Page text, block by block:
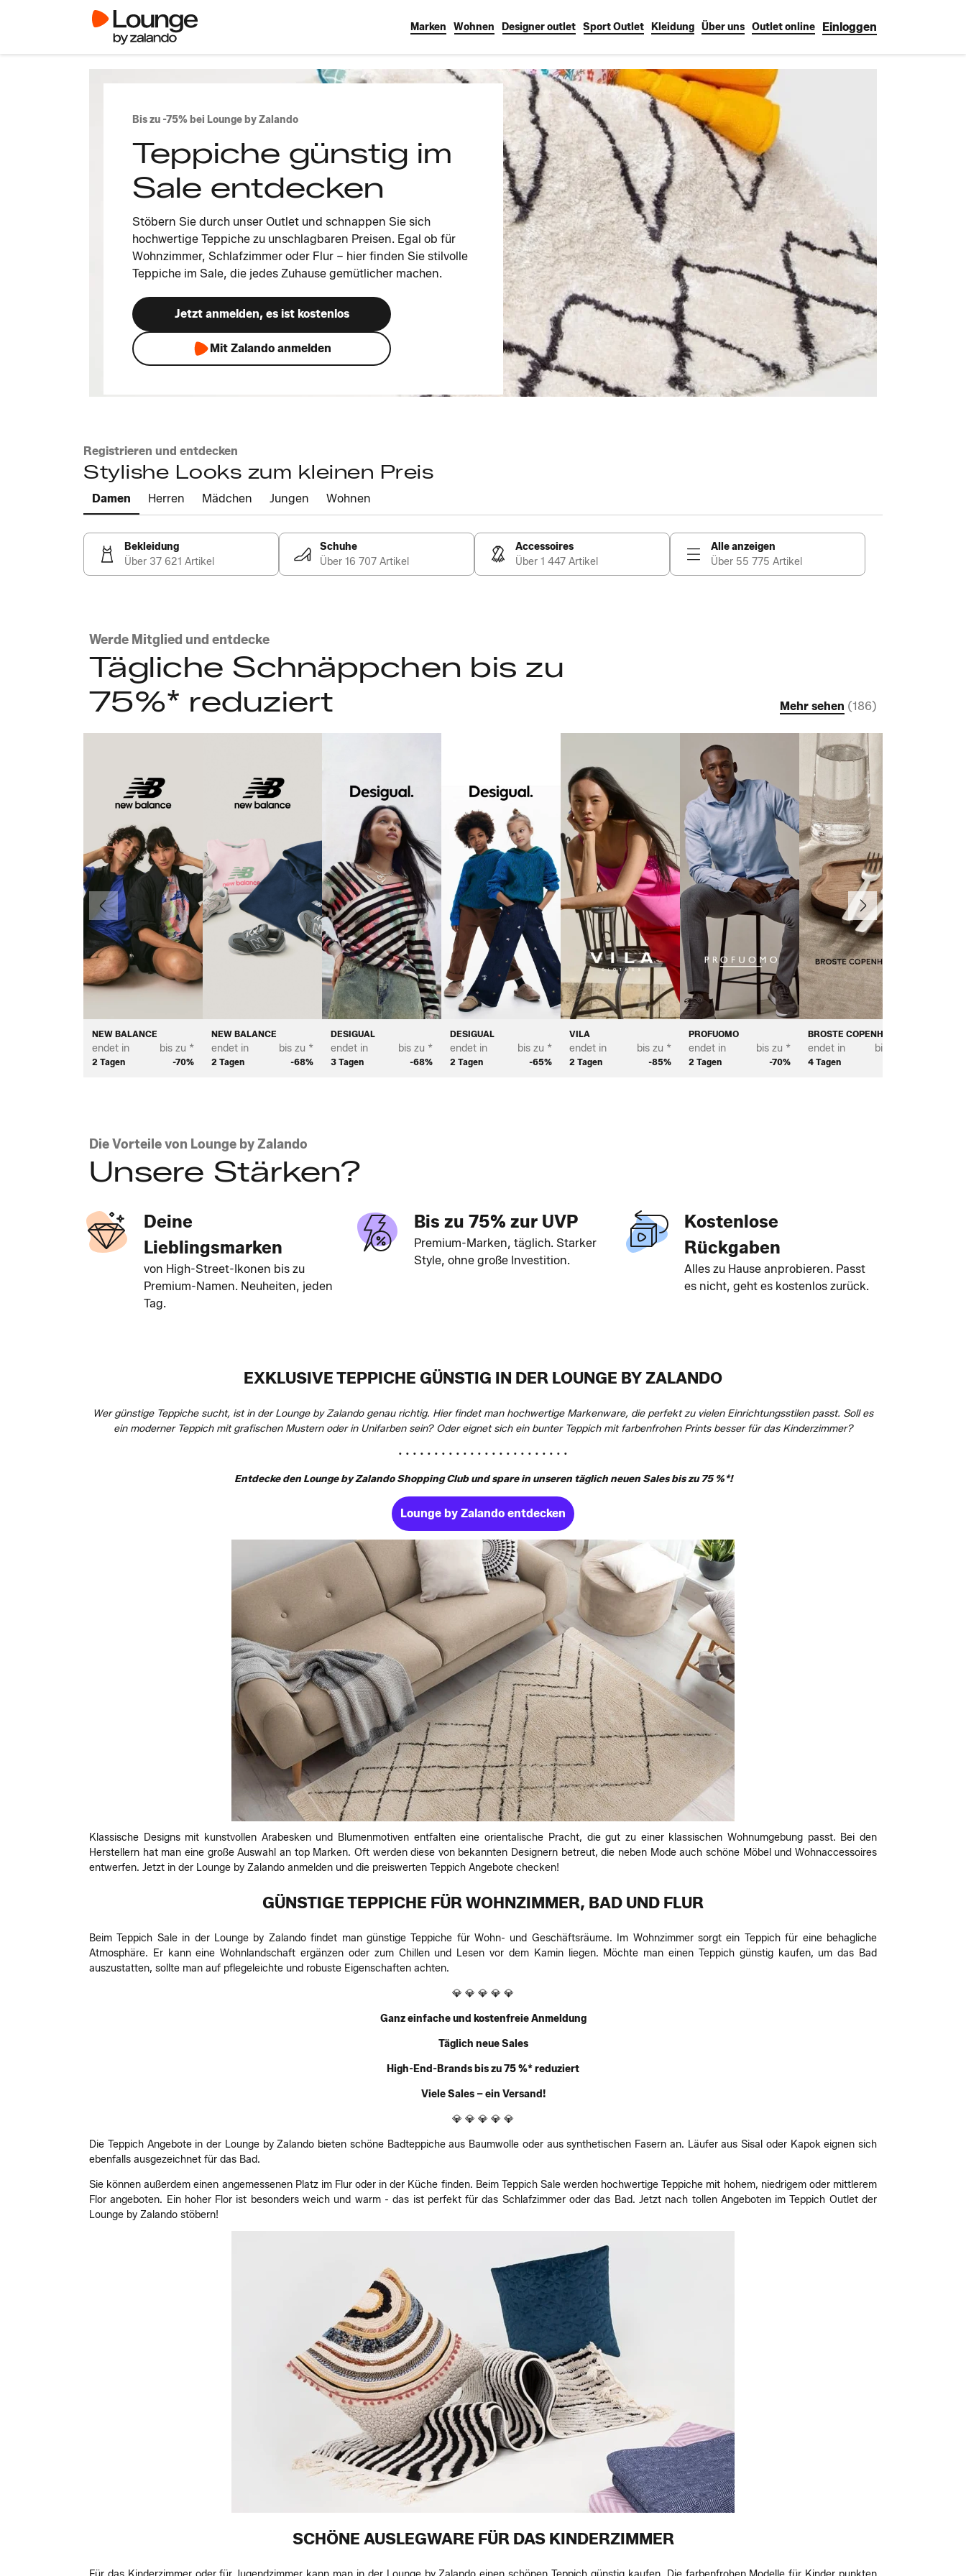
Marken Wohnen Designer outlet Sport Outlet Kleidung Über uns Outlet online Einloggen
Bis zu -75% bei Lounge by Zalando
Teppiche günstig im
Sale entdecken
Stöbern Sie durch unser Outlet und schnappen Sie sich
hochwertige Teppiche zu unschlagbaren Preisen. Egal ob für
Wohnzimmer, Schlafzimmer oder Flur – hier finden Sie stilvolle
Teppiche im Sale, die jedes Zuhause gemütlicher machen.
Jetzt anmelden, es ist kostenlos
Mit Zalando anmelden
Registrieren und entdecken
Stylishe Looks zum kleinen Preis
Damen Herren Mädchen Jungen Wohnen
Bekleidung
Über 37 621 Artikel
Schuhe
Über 16 707 Artikel
Accessoires
Über 1 447 Artikel
Alle anzeigen
Über 55 775 Artikel
Werde Mitglied und entdecke
Tägliche Schnäppchen bis zu
75%* reduziert
Mehr sehen (186)
NEW BALANCE
endet in
2 Tagen
bis zu *
-70%
NEW BALANCE
endet in
2 Tagen
bis zu *
-68%
DESIGUAL
endet in
3 Tagen
bis zu *
-68%
DESIGUAL
endet in
2 Tagen
bis zu *
-65%
VILA
endet in
2 Tagen
bis zu *
-85%
PROFUOMO
endet in
2 Tagen
bis zu *
-70%
BROSTE COPENHAGEN
endet in
4 Tagen
bis zu *
Vorherige Weiter
Die Vorteile von Lounge by Zalando
Unsere Stärken?
Deine
Lieblingsmarken
von High-Street-Ikonen bis zu
Premium-Namen. Neuheiten, jeden
Tag.
Bis zu 75% zur UVP
Premium-Marken, täglich. Starker
Style, ohne große Investition.
Kostenlose
Rückgaben
Alles zu Hause anprobieren. Passt
es nicht, geht es kostenlos zurück.
EXKLUSIVE TEPPICHE GÜNSTIG IN DER LOUNGE BY ZALANDO
Wer günstige Teppiche sucht, ist in der Lounge by Zalando genau richtig. Hier findet man hochwertige Markenware, die perfekt zu vielen Einrichtungsstilen passt. Soll es
ein moderner Teppich mit grafischen Mustern oder in Unifarben sein? Oder eignet sich ein bunter Teppich mit farbenfrohen Prints besser für das Kinderzimmer?
• • • • • • • • • • • • • • • • • • • • • • • •
Entdecke den Lounge by Zalando Shopping Club und spare in unseren täglich neuen Sales bis zu 75 %*!
Lounge by Zalando entdecken
Klassische Designs mit kunstvollen Arabesken und Blumenmotiven entfalten eine orientalische Pracht, die gut zu einer klassischen Wohnumgebung passt. Bei den
Herstellern hat man eine große Auswahl an top Marken. Oft werden diese von bekannten Designern betreut, die neben Mode auch schöne Möbel und Wohnaccessoires
entwerfen. Jetzt in der Lounge by Zalando anmelden und die preiswerten Teppich Angebote checken!
GÜNSTIGE TEPPICHE FÜR WOHNZIMMER, BAD UND FLUR
Beim Teppich Sale in der Lounge by Zalando findet man günstige Teppiche für Wohn- und Geschäftsräume. Im Wohnzimmer sorgt ein Teppich für eine behagliche
Atmosphäre. Er kann eine Wohnlandschaft ergänzen oder zum Chillen und Lesen vor dem Kamin liegen. Möchte man einen Teppich günstig kaufen, um das Bad
auszustatten, sollte man auf pflegeleichte und robuste Eigenschaften achten.
💎 💎 💎 💎 💎
Ganz einfache und kostenfreie Anmeldung
Täglich neue Sales
High-End-Brands bis zu 75 %* reduziert
Viele Sales – ein Versand!
💎 💎 💎 💎 💎
Die Teppich Angebote in der Lounge by Zalando bieten schöne Badteppiche aus Baumwolle oder aus synthetischen Fasern an. Läufer aus Sisal oder Kapok eignen sich
ebenfalls ausgezeichnet für das Bad.
Sie können außerdem einen angemessenen Platz im Flur oder in der Küche finden. Beim Teppich Sale werden hochwertige Teppiche mit hohem, niedrigem oder mittlerem
Flor angeboten. Ein hoher Flor ist besonders weich und warm - das ist perfekt für das Schlafzimmer oder das Bad. Jetzt nach tollen Angeboten im Teppich Outlet der
Lounge by Zalando stöbern!
SCHÖNE AUSLEGWARE FÜR DAS KINDERZIMMER